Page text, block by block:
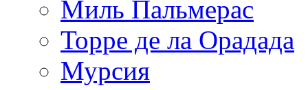
Миль Пальмерас
Торре де ла Орадада
Мурсия